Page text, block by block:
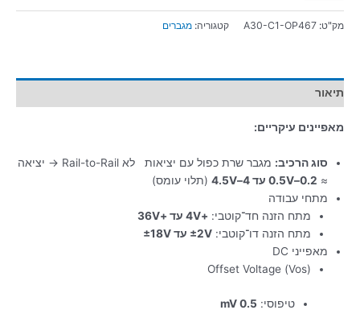
מק"ט: A30-C1-OP467 קטגוריה: מגברים
תיאור
מאפיינים עיקריים:
סוג הרכיב: מגבר שרת כפול עם יציאות
לא Rail-to-Rail → יציאה
≈ 0.2–0.5V עד 4–4.5V
(תלוי עומס)
מתחי עבודה
מתח הזנה חד־קוטבי: +4V עד +36V
מתח הזנה דו־קוטבי: ±2V עד ±18V
מאפייני DC
Offset Voltage (Vos)
טיפוסי: 0.5 mV